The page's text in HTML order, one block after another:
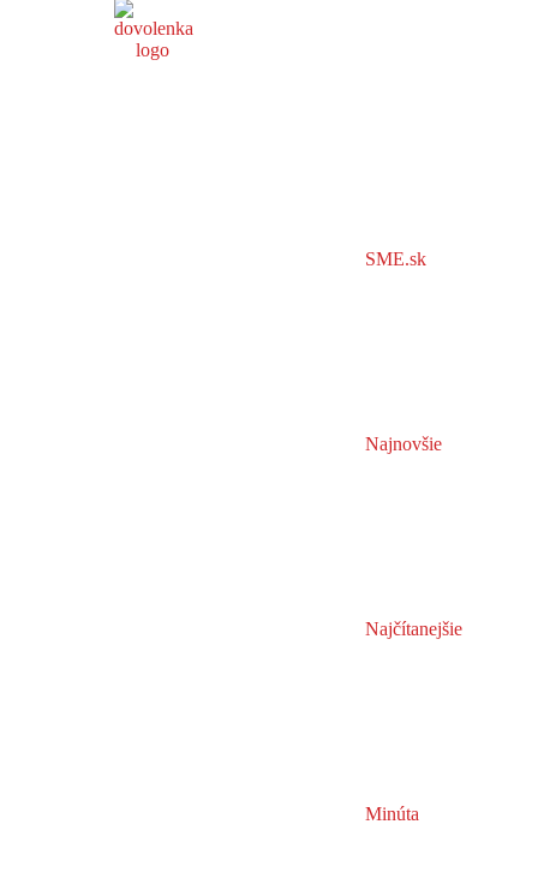
SME.sk
Najnovšie
Najčítanejšie
Minúta